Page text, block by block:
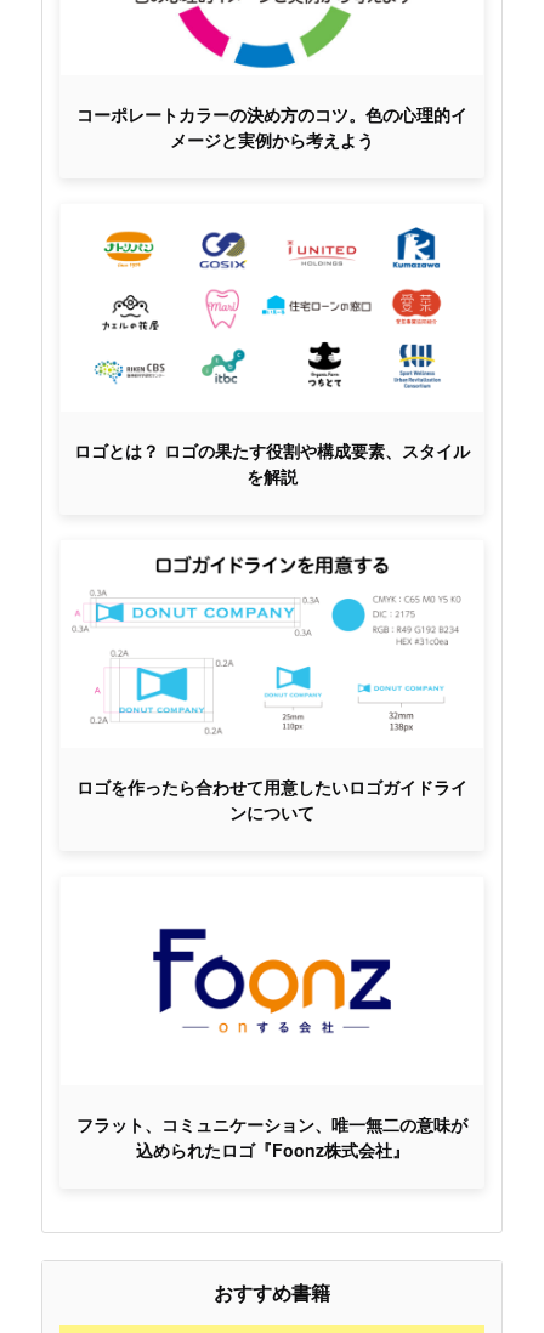
コーポレートカラーの決め方のコツ。色の心理的イ
メージと実例から考えよう
ロゴとは？ ロゴの果たす役割や構成要素、スタイル
を解説
ロゴを作ったら合わせて用意したいロゴガイドライ
ンについて
フラット、コミュニケーション、唯一無二の意味が
込められたロゴ『Foonz株式会社』
おすすめ書籍